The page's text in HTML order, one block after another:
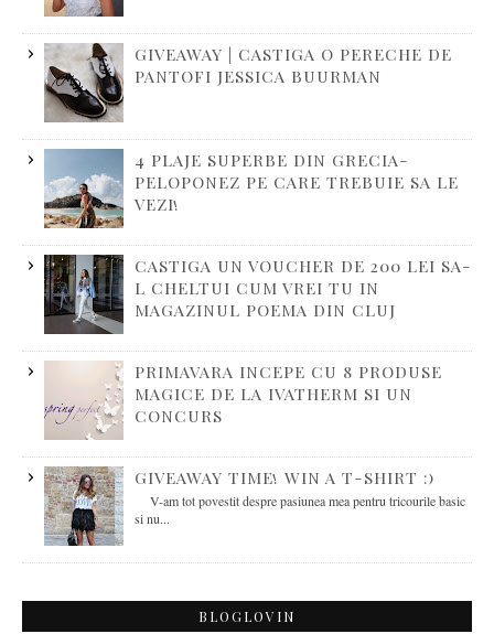
GIVEAWAY | CASTIGA O PERECHE DE
PANTOFI JESSICA BUURMAN
4 PLAJE SUPERBE DIN GRECIA-
PELOPONEZ PE CARE TREBUIE SA LE
VEZI!
CASTIGA UN VOUCHER DE 200 LEI SA-
L CHELTUI CUM VREI TU IN
MAGAZINUL POEMA DIN CLUJ
PRIMAVARA INCEPE CU 8 PRODUSE
MAGICE DE LA IVATHERM SI UN
CONCURS
GIVEAWAY TIME! WIN A T-SHIRT :)
V-am tot povestit despre pasiunea mea pentru tricourile basic
si nu...
BLOGLOVIN